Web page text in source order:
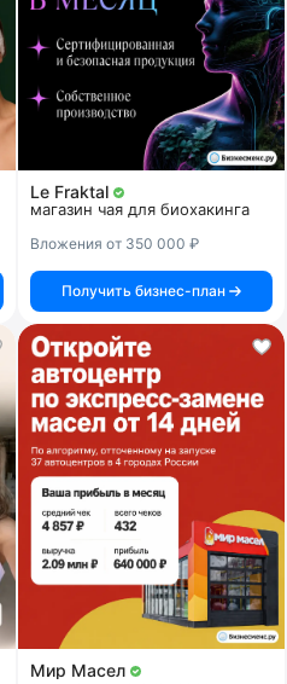
Le Fraktal
магазин чая для биохакинга
Вложения от 350 000 ₽
Получить бизнес-план
Мир Масел